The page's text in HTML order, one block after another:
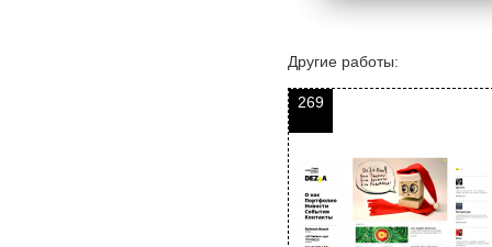
Другие работы:
269